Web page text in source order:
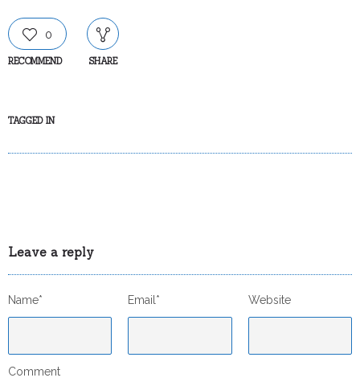
0
RECOMMEND SHARE
TAGGED IN
Leave a reply
Name* Email* Website
Comment